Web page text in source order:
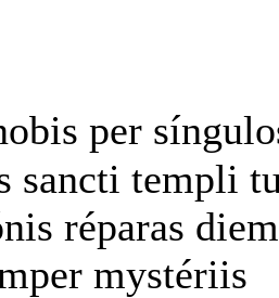
per
sancti templi
réparas
mystériis